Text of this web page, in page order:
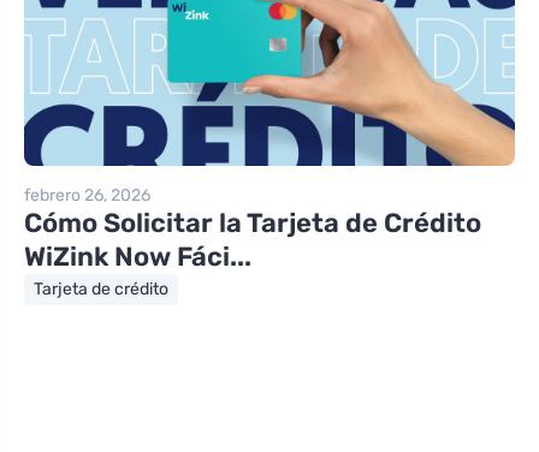
febrero 26, 2026
Cómo Solicitar la Tarjeta de Crédito
WiZink Now Fáci...
Tarjeta de crédito